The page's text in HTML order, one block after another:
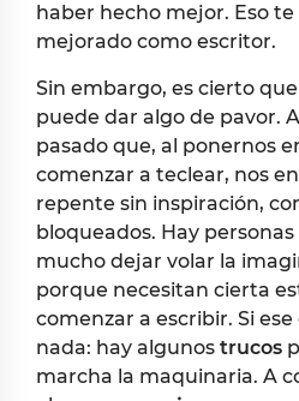
haber hecho mejor. Eso
mejorado como escritor.
Sin embargo, es cierto
puede dar algo de pavor.
pasado que, al ponernos
comenzar a teclear, nos
repente sin inspiración,
bloqueados. Hay
mucho dejar volar la
porque necesitan cierta
comenzar a escribir. Si
nada: hay algunos trucos
marcha la maquinaria. A